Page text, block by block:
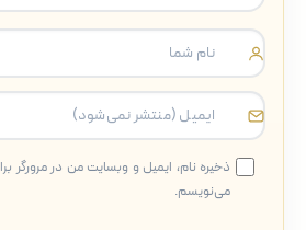
ذخیره نام، ایمیل و وبسایت من در مرورگر
می‌نویسم.